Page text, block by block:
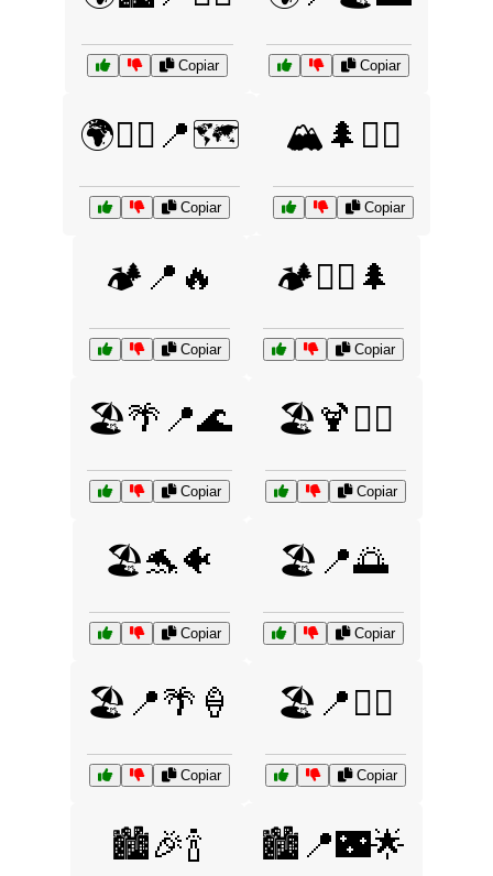
Copiar Copiar
🌍🚶‍♂️📍🗺️
Copiar
🏔️🌲🚶‍♂️
Copiar
🏕️📍🔥
Copiar
🏕️🚣‍♀️🌲
Copiar
🏖️🌴📍🌊
Copiar
🏖️🍹🏄‍♀️
Copiar
🏖️🐬🐠
Copiar
🏖️📍🌅
Copiar
🏖️📍🌴🍦
Copiar
🏖️📍🏄‍♂️
Copiar
🏙️🎉🍾 🏙️📍🌃🌟